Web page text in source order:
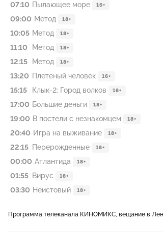
07:10 Пылающее море 16+
09:00 Метод 18+
10:05 Метод 18+
11:10 Метод 18+
12:15 Метод 18+
13:20 Плетеный человек 16+
15:15 Клык-2: Город волков 18+
17:00 Большие деньги 18+
19:00 В постели с незнакомцем 18+
20:40 Игра на выживание 18+
22:15 Перерожденные 18+
00:00 Атлантида 18+
01:55 Вирус 18+
03:30 Неистовый 18+
Программа телеканала КИНОМИКС, вещание в